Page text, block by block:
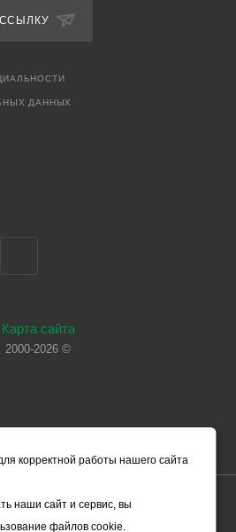
ДАННЫХ
Карта сайта
2000-2026 ©
носят справочный характер и не
со ст. 435 ГК РФ). Они могут
корректной работы нашего сайта
наши сайт и сервис, вы
файлов cookie.